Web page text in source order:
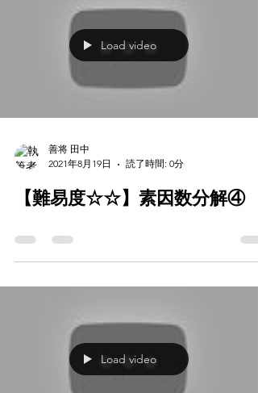
Load video
善将 田中
2021年8月19日
読了時間: 0分
【難易度☆☆】素因数分解④
Load video